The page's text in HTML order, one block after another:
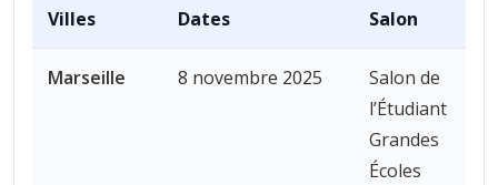
Villes Dates Salon
Marseille 8 novembre 2025
Salon de
l’Étudiant
Grandes
Écoles